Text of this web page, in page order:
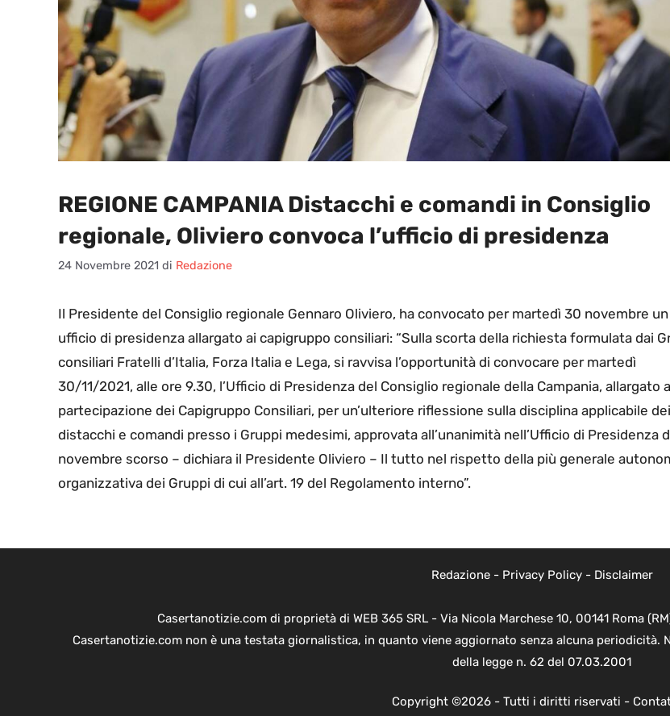
REGIONE CAMPANIA Distacchi e comandi in Consiglio
regionale, Oliviero convoca l’ufficio di presidenza
24 Novembre 2021 di Redazione
Il Presidente del Consiglio regionale Gennaro Oliviero, ha convocato per martedì 30 novembre un
ufficio di presidenza allargato ai capigruppo consiliari: “Sulla scorta della richiesta formulata dai
consiliari Fratelli d’Italia, Forza Italia e Lega, si ravvisa l’opportunità di convocare per martedì
30/11/2021, alle ore 9.30, l’Ufficio di Presidenza del Consiglio regionale della Campania, allargato
partecipazione dei Capigruppo Consiliari, per un’ulteriore riflessione sulla disciplina applicabile dei
distacchi e comandi presso i Gruppi medesimi, approvata all’unanimità nell’Ufficio di Presidenza
novembre scorso – dichiara il Presidente Oliviero – Il tutto nel rispetto della più generale
organizzativa dei Gruppi di cui all’art. 19 del Regolamento interno”.
Redazione- Privacy Policy- Disclaimer
Casertanotizie.com di proprietà di WEB 365 SRL - Via Nicola Marchese 10, 00141 Roma
Casertanotizie.com non è una testata giornalistica, in quanto viene aggiornato senza alcuna
della legge n. 62 del 07.03.2001
Copyright ©2026 - Tutti i diritti riservati -